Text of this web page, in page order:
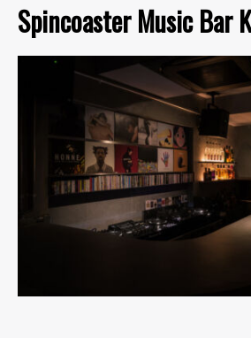
Spincoaster Music Bar